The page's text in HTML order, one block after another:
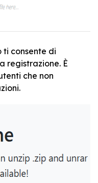
ti consente di
registrazione. È
che non